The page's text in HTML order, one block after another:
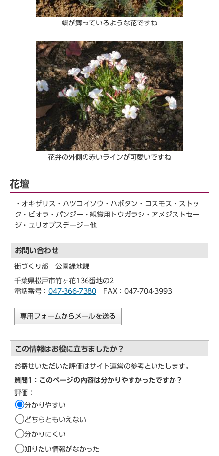
蝶が舞っているような花ですね
花弁の外側の赤いラインが可愛いですね
花壇
・オキザリス・ハツコイソウ・ハボタン・コスモス・ストッ
ク・ビオラ・パンジー・観賞用トウガラシ・アメジストセー
ジ・ユリオプスデージー他
お問い合わせ
街づくり部 公園緑地課
千葉県松戸市竹ヶ花136番地の2
電話番号： 047-366-7380 FAX：047-704-3993
専用フォームからメールを送る
この情報はお役に立ちましたか？
お寄せいただいた評価はサイト運営の参考といたします。
質問1：このページの内容は分かりやすかったですか？
評価：
分かりやすい
どちらともいえない
分かりにくい
知りたい情報がなかった